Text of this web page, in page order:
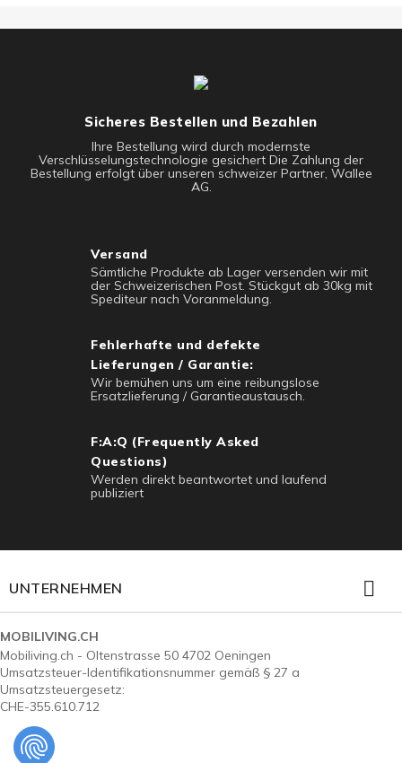
Sicheres Bestellen und Bezahlen
Ihre Bestellung wird durch modernste
Verschlüsselungstechnologie gesichert Die Zahlung der
Bestellung erfolgt über unseren schweizer Partner, Wallee
AG.
Versand
Sämtliche Produkte ab Lager versenden wir mit
der Schweizerischen Post. Stückgut ab 30kg mit
Spediteur nach Voranmeldung.
Fehlerhafte und defekte
Lieferungen / Garantie:
Wir bemühen uns um eine reibungslose
Ersatzlieferung / Garantieaustausch.
F:A:Q (Frequently Asked
Questions)
Werden direkt beantwortet und laufend
publiziert
UNTERNEHMEN 
MOBILIVING.CH
Mobiliving.ch - Oltenstrasse 50 4702 Oeningen
Umsatzsteuer-Identifikationsnummer gemäß § 27 a
Umsatzsteuergesetz:
CHE-355.610.712